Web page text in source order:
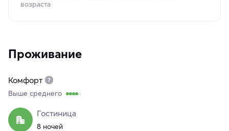
возраста
Проживание
Комфорт
Выше среднего
Гостиница
8 ночей